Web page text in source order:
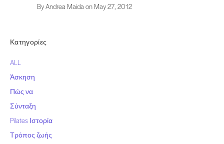
Κατηγορίες
ALL
Άσκηση
Πώς να
Σύνταξη
Pilates Ιστορία
Τρόπος ζωής
By Andrea Maida on May 27, 2012